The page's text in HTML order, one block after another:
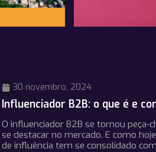
30 novembro, 2024
Influenciador B2B: o que é e
O influenciador B2B se tornou
se destacar no mercado. E como
de influência tem se consolidado